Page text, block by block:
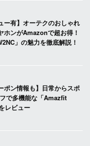
ー有】オーテクのおしゃれ
ホンがAmazonで超お得！
」の魅力を徹底解説！
ポン情報も】日常からスポ
で多機能な「Amazfit
レビュー